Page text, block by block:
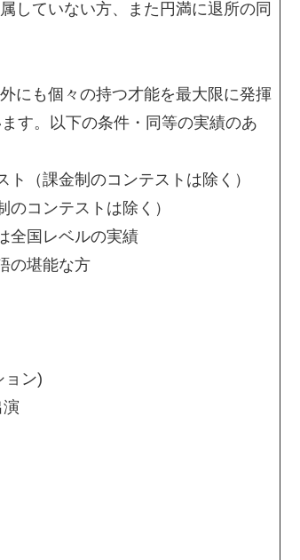
していない方、また円満に退所の同
にも個々の持つ才能を最大限に発揮
す。以下の条件・同等の実績のあ
（課金制のコンテストは除く）
コンテストは除く）
全国レベルの実績
の堪能な方
ョン)